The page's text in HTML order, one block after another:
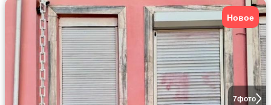
7фото
Новое